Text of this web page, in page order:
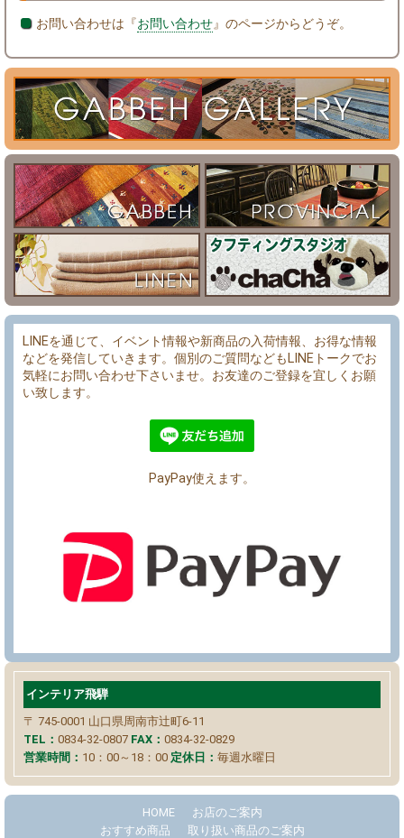
お問い合わせは『お問い合わせ』のページからどうぞ。
LINEを通じて、イベント情報や新商品の入荷情報、お得な情報
などを発信していきます。個別のご質問などもLINEトークでお
気軽にお問い合わせ下さいませ。お友達のご登録を宜しくお願
い致します。
PayPay使えます。
インテリア飛騨
〒 745-0001 山口県周南市辻町6-11
TEL： 0834-32-0807 FAX： 0834-32-0829
営業時間： 10：00～18：00 定休日： 毎週水曜日
HOME
お店のご案内
おすすめ商品
取り扱い商品のご案内